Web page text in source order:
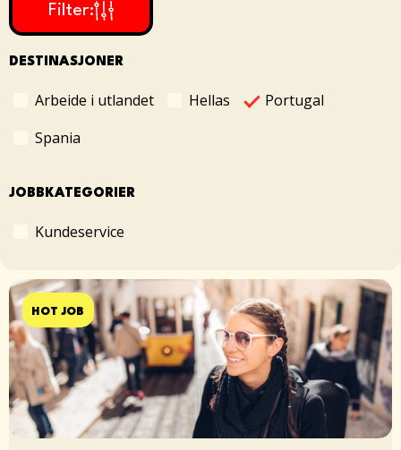
Filter:
DESTINASJONER
Arbeide i utlandet Hellas
Portugal
Spania
JOBBKATEGORIER
Kundeservice
HOT JOB